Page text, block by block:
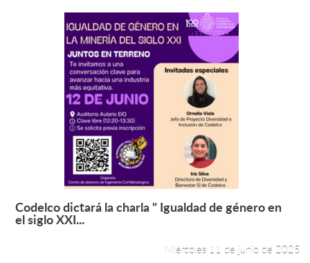
Leer más +
Codelco dictará la charla " Igualdad de género en
el siglo XXI...
Miércoles 11 de junio de 2025